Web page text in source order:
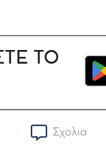
ΤΟ
Σχόλια